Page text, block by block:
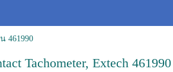
461990
Tachometer, Extech 461990